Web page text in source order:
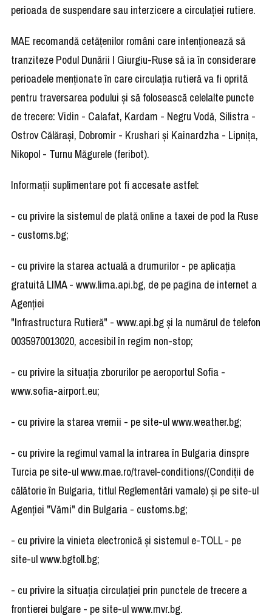
perioada de suspendare sau interzicere a circulaţiei rutiere.
MAE recomandă cetăţenilor români care intenţionează să
tranziteze Podul Dunării I Giurgiu-Ruse să ia în considerare
perioadele menţionate în care circulaţia rutieră va fi oprită
pentru traversarea podului şi să folosească celelalte puncte
de trecere: Vidin - Calafat, Kardam - Negru Vodă, Silistra -
Ostrov Călăraşi, Dobromir - Krushari şi Kainardzha - Lipniţa,
Nikopol - Turnu Măgurele (feribot).
Informaţii suplimentare pot fi accesate astfel:
- cu privire la sistemul de plată online a taxei de pod la Ruse
- customs.bg;
- cu privire la starea actuală a drumurilor - pe aplicaţia
gratuită LIMA - www.lima.api.bg, de pe pagina de internet a
Agenţiei
"Infrastructura Rutieră" - www.api.bg şi la numărul de telefon
0035970013020, accesibil în regim non-stop;
- cu privire la situaţia zborurilor pe aeroportul Sofia -
www.sofia-airport.eu;
- cu privire la starea vremii - pe site-ul www.weather.bg;
- cu privire la regimul vamal la intrarea în Bulgaria dinspre
Turcia pe site-ul www.mae.ro/travel-conditions/(Condiţii de
călătorie în Bulgaria, titlul Reglementări vamale) şi pe site-ul
Agenţiei "Vămi" din Bulgaria - customs.bg;
- cu privire la vinieta electronică şi sistemul e-TOLL - pe
site-ul www.bgtoll.bg;
- cu privire la situaţia circulaţiei prin punctele de trecere a
frontierei bulgare - pe site-ul www.mvr.bg.